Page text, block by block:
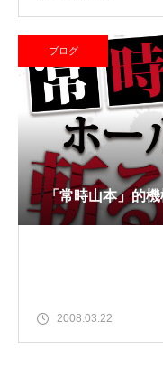
ブログ
「常時山本」的
2008.03.22